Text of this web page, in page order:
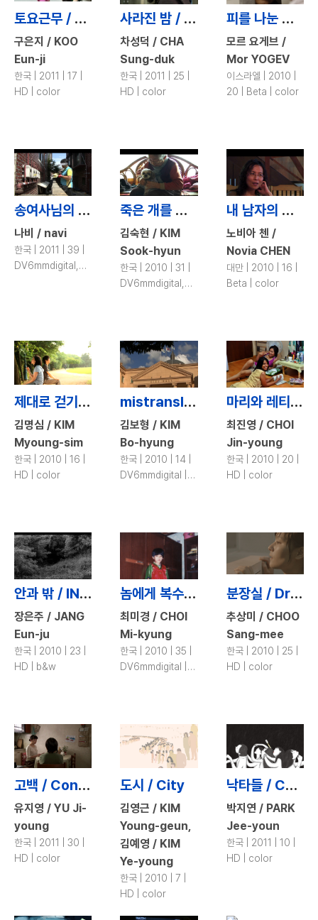
토요근무 / Working on Saturday
구은지 / KOO
Eun-ji
한국 | 2011 | 17 |
HD | color
사라진 밤 / Vanished Night
차성덕 / CHA
Sung-duk
한국 | 2011 | 25 |
HD | color
피를 나눈 적 / Thicker than Water
모르 요게브 /
Mor YOGEV
이스라엘 | 2010 |
20 | Beta | color
송여사님의 작업일지 / Song’s Worklog
나비 / navi
한국 | 2011 | 39 |
DV6mmdigital,
죽은 개를 찾아서 / Searching for Dead Dogs
김숙현 / KIM
Sook-hyun
한국 | 2010 | 31 |
DV6mmdigital,
내 남자의 변화 / Now He Is a She
노비아 첸 /
Novia CHEN
대만 | 2010 | 16 |
Beta | color
제대로 걷기 / Nevertheless…
김명심 / KIM
Myoung-sim
한국 | 2010 | 16 |
HD | color
mistranslation / mistranslation
김보형 / KIM
Bo-hyung
한국 | 2010 | 14 |
DV6mmdigital |
마리와 레티 / Marie & Letty
최진영 / CHOI
Jin-young
한국 | 2010 | 20 |
HD | color
안과 밖 / IN&OUT
장은주 / JANG
Eun-ju
한국 | 2010 | 23 |
HD | b&w
놈에게 복수하는 법 / How to Avenge Myself on Him
최미경 / CHOI
Mi-kyung
한국 | 2010 | 35 |
DV6mmdigital |
분장실 / Dressing Room
추상미 / CHOO
Sang-mee
한국 | 2010 | 25 |
HD | color
고백 / Confession
유지영 / YU Ji-
young
한국 | 2011 | 30 |
HD | color
도시 / City
김영근 / KIM
Young-geun,
김예영 / KIM
Ye-young
한국 | 2010 | 7 |
HD | color
낙타들 / Camels
박지연 / PARK
Jee-youn
한국 | 2011 | 10 |
HD | color